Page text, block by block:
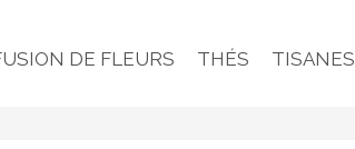
DE FLEURS THÉS TISANES